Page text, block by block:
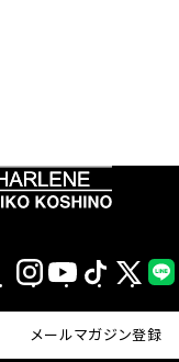
InstagramYouTubeTikTok X
(Twitter)
メールマガジン登録